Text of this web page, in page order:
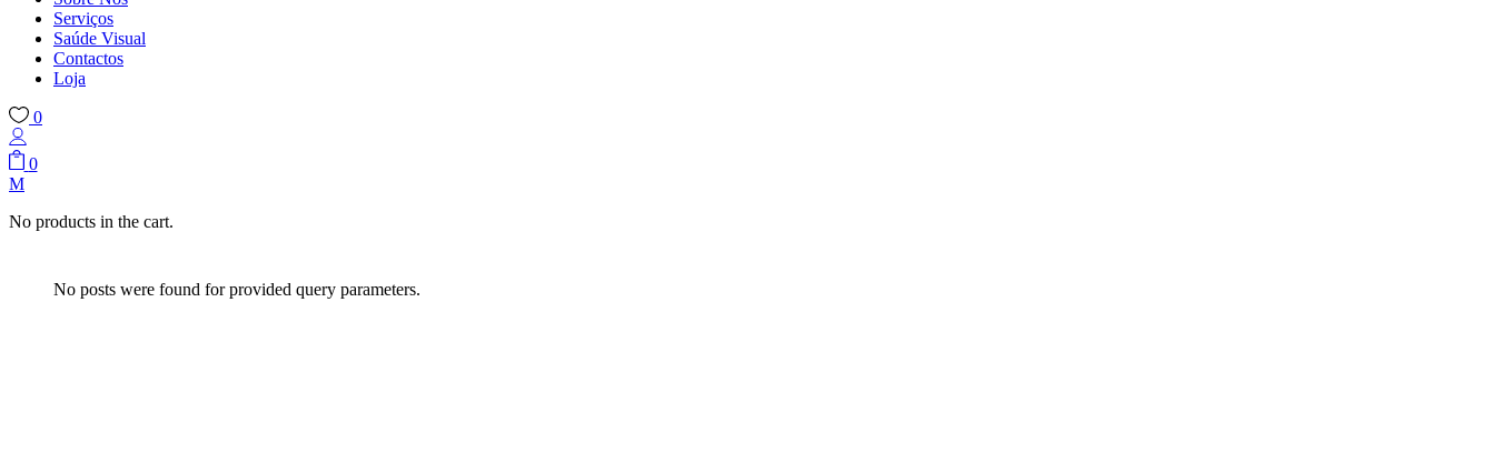
Serviços
Saúde Visual
Contactos
Loja
0
0
No products in the cart.
No posts were found for provided query parameters.